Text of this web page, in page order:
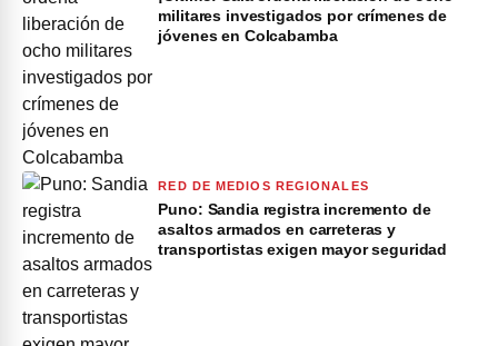
militares investigados por crímenes de
jóvenes en Colcabamba
RED DE MEDIOS REGIONALES
Puno: Sandia registra incremento de
asaltos armados en carreteras y
transportistas exigen mayor seguridad